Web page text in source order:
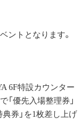
ントとなります。
6F特設カウンター
優先入場整理券」
典券」を1枚差し上げ